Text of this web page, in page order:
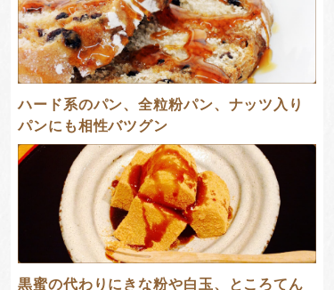
ハード系のパン、全粒粉パン、ナッツ入り
パンにも相性バツグン
黒蜜の代わりにきな粉や白玉、ところてん